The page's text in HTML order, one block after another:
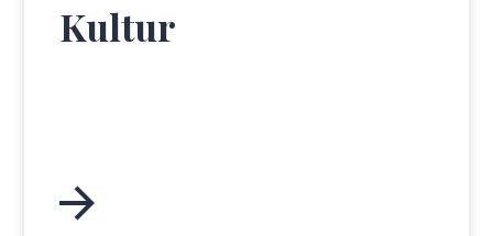
Kultur